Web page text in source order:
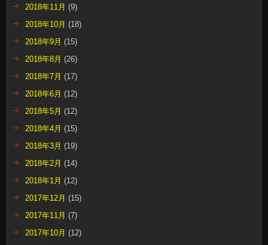
2018年11月 (9)
2018年10月 (18)
2018年9月 (15)
2018年8月 (26)
2018年7月 (17)
2018年6月 (12)
2018年5月 (12)
2018年4月 (15)
2018年3月 (19)
2018年2月 (14)
2018年1月 (12)
2017年12月 (15)
2017年11月 (7)
2017年10月 (12)